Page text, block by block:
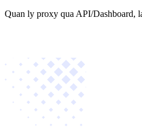
Quan ly proxy qua API/Dashboard,